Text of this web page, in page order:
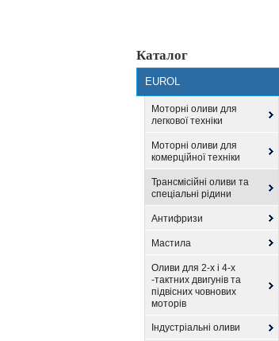
Каталог
EUROL
Моторні оливи для
легкової техніки
Моторні оливи для
комерційної техніки
Трансмісійні оливи та
спеціальні рідини
Антифризи
Мастила
Оливи для 2-х і 4-х
-тактних двигунів та
підвісних човнових
моторів
Індустріальні оливи